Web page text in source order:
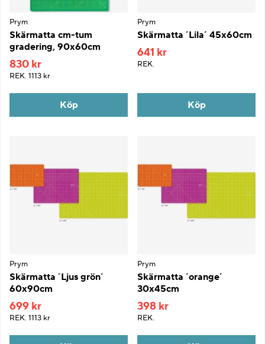
Prym
Skärmatta cm-tum
gradering, 90x60cm
830 kr
REK. 1113 kr
Köp
Prym
Skärmatta ´Lila´ 45x60cm
641 kr
REK.
Köp
Prym
Skärmatta ´Ljus grön´
60x90cm
699 kr
REK. 1113 kr
Prym
Skärmatta ´orange´
30x45cm
398 kr
REK.